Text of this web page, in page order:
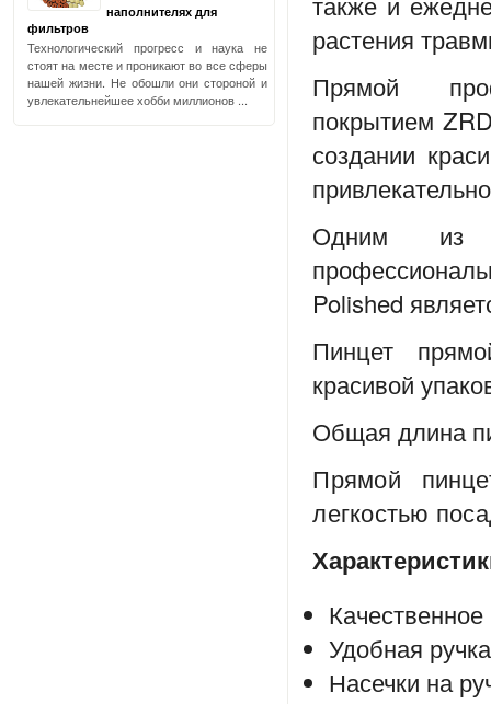
растения
Прямой
покрытием
создании
Одним из
Polished
Пинцет
красивой
Общая длина
Прямой
легкостью
Удобная
Насечки на
наполнителях для
фильтров
Технологический прогресс и наука не
стоят на месте и проникают во все сферы
нашей жизни. Не обошли они стороной и
увлекательнейшее хобби миллионов ...